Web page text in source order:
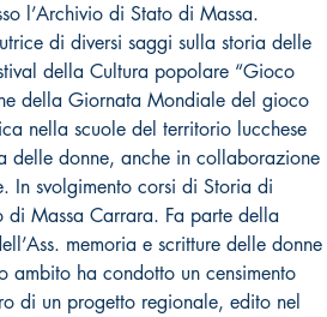
l’Archivio di Stato di Massa.
di diversi saggi sulla storia delle
della Cultura popolare “Gioco
della Giornata Mondiale del gioco
nella scuole del territorio lucchese
delle donne, anche in collaborazione
In svolgimento corsi di Storia di
di Massa Carrara. Fa parte della
memoria e scritture delle donne
ambito ha condotto un censimento
di un progetto regionale, edito nel